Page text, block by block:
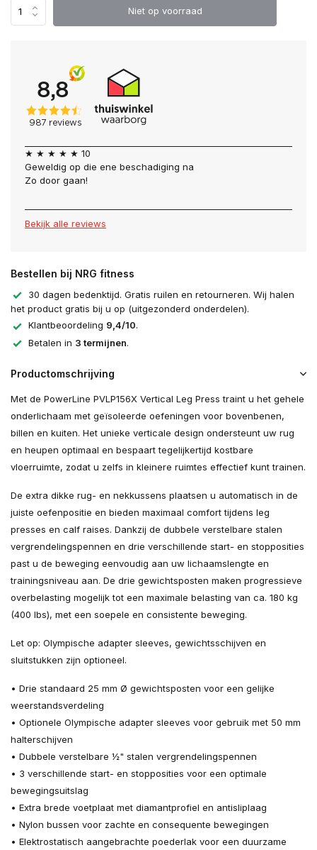
Niet op voorraad
★ ★ ★ ★ ★ 10
Geweldig op die ene beschadiging na
Zo door gaan!
Bekijk alle reviews
Bestellen bij NRG fitness
30 dagen bedenktijd. Gratis ruilen en retourneren. Wij halen
het product gratis bij u op (uitgezonderd onderdelen).
Klantbeoordeling 9,4/10.
Betalen in 3 termijnen.
Productomschrijving
Met de PowerLine PVLP156X Vertical Leg Press traint u het gehele
onderlichaam met geïsoleerde oefeningen voor bovenbenen,
billen en kuiten. Het unieke verticale design ondersteunt uw rug
en heupen optimaal en bespaart tegelijkertijd kostbare
vloerruimte, zodat u zelfs in kleinere ruimtes effectief kunt trainen.
De extra dikke rug- en nekkussens plaatsen u automatisch in de
juiste oefenpositie en bieden maximaal comfort tijdens leg
presses en calf raises. Dankzij de dubbele verstelbare stalen
vergrendelingspennen en drie verschillende start- en stopposities
past u de beweging eenvoudig aan uw lichaamslengte en
trainingsniveau aan. De drie gewichtsposten maken progressieve
overbelasting mogelijk tot een maximale belasting van ca. 180 kg
(400 lbs), met een soepele en consistente beweging.
Let op: Olympische adapter sleeves, gewichtsschijven en
sluitstukken zijn optioneel.
• Drie standaard 25 mm Ø gewichtsposten voor een gelijke
weerstandsverdeling
• Optionele Olympische adapter sleeves voor gebruik met 50 mm
halterschijven
• Dubbele verstelbare ½" stalen vergrendelingspennen
• 3 verschillende start- en stopposities voor een optimale
bewegingsuitslag
• Extra brede voetplaat met diamantprofiel en antisliplaag
• Nylon bussen voor zachte en consequente bewegingen
• Elektrostatisch aangebrachte poederlak voor een duurzame